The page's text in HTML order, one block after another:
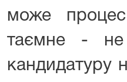
може
таємне - не
кандидатуру